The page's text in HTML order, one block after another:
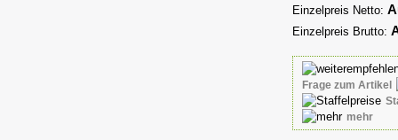
Einzelpreis Netto:
Einzelpreis Brutto:
Frage zum Artikel
mehr